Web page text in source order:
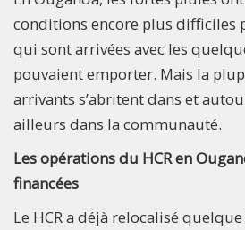
conditions encore plus difficiles
qui sont arrivées avec les
pouvaient emporter. Mais la
arrivants s’abritent dans et
ailleurs dans la communauté.
Les opérations du HCR en
financées
Le HCR a déjà relocalisé